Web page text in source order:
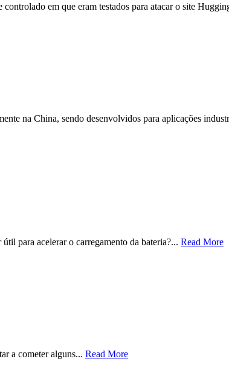
em que eram testados para atacar o site
na China, sendo desenvolvidos para aplicações
para acelerar o carregamento da bateria?... Read More
a cometer alguns... Read More